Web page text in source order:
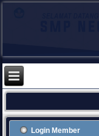
Login Member